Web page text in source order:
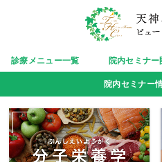
診療メニュー一覧 院内セミナー
院内セミナー